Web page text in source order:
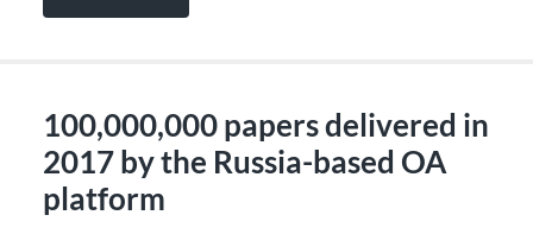
100,000,000 papers delivered in
2017 by the Russia-based OA
platform